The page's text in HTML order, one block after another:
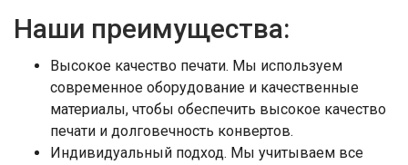
Наши преимущества:
Высокое качество печати. Мы используем
современное оборудование и качественные
материалы, чтобы обеспечить высокое качество
печати и долговечность конвертов.
Индивидуальный подход. Мы учитываем все